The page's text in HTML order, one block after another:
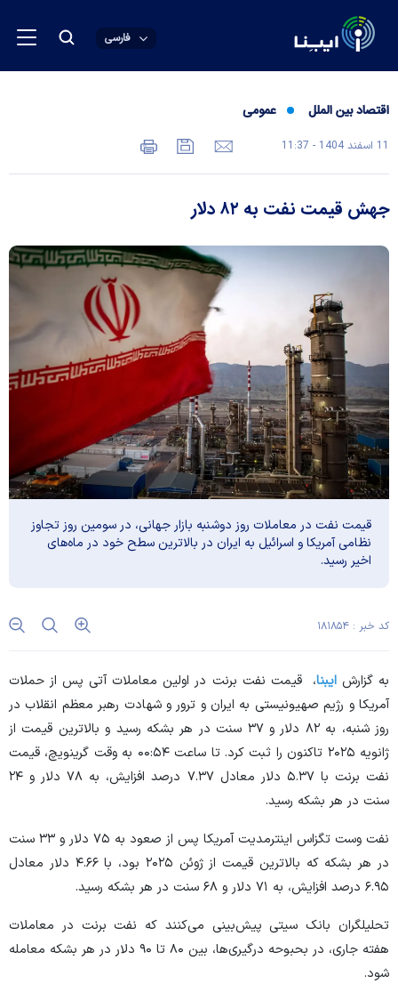
فارسی
اقتصاد بین الملل عمومی
11 اسفند 1404 - 11:37
جهش قیمت نفت به ۸۲ دلار
قیمت نفت در معاملات روز دوشنبه بازار جهانی، در سومین روز تجاوز
نظامی آمریکا و اسرائیل به ایران در بالاترین سطح خود در ماه‌های
اخیر رسید.
کد خبر : ۱۸۱۸۵۴
به گزارشایبنا، قیمت نفت برنت در اولین معاملات آتی پس از حملات
آمریکا و رژیم صهیونیستی به ایران و ترور و شهادت رهبر معظم انقلاب در
روز شنبه، به ۸۲ دلار و ۳۷ سنت در هر بشکه رسید و بالاترین قیمت از
ژانویه ۲۰۲۵ تاکنون را ثبت کرد. تا ساعت ۰۰:۵۴ به وقت گرینویچ، قیمت
نفت برنت با ۵.۳۷ دلار معادل ۷.۳۷ درصد افزایش، به ۷۸ دلار و ۲۴
سنت در هر بشکه رسید.
نفت وست تگزاس اینترمدیت آمریکا پس از صعود به ۷۵ دلار و ۳۳ سنت
در هر بشکه که بالاترین قیمت از ژوئن ۲۰۲۵ بود، با ۴.۶۶ دلار معادل
۶.۹۵ درصد افزایش، به ۷۱ دلار و ۶۸ سنت در هر بشکه رسید.
تحلیلگران بانک سیتی پیش‌بینی می‌کنند که نفت برنت در معاملات
هفته جاری، در بحبوحه درگیری‌ها، بین ۸۰ تا ۹۰ دلار در هر بشکه معامله
شود.